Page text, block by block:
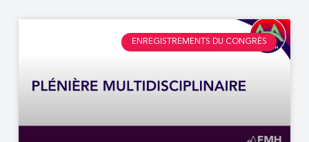
ENREGISTREMENTS DU CONGRÈS